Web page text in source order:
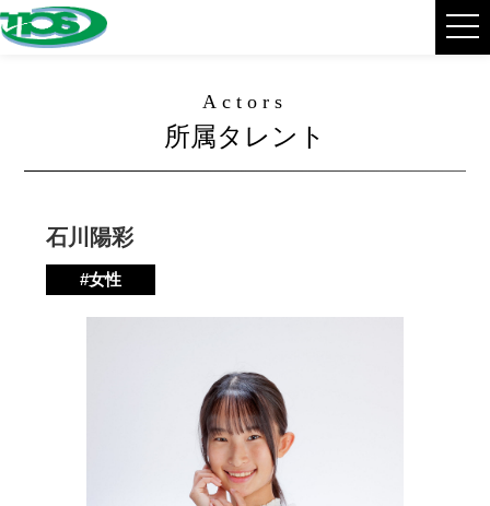
Actors
所属タレント
石川陽彩
#女性